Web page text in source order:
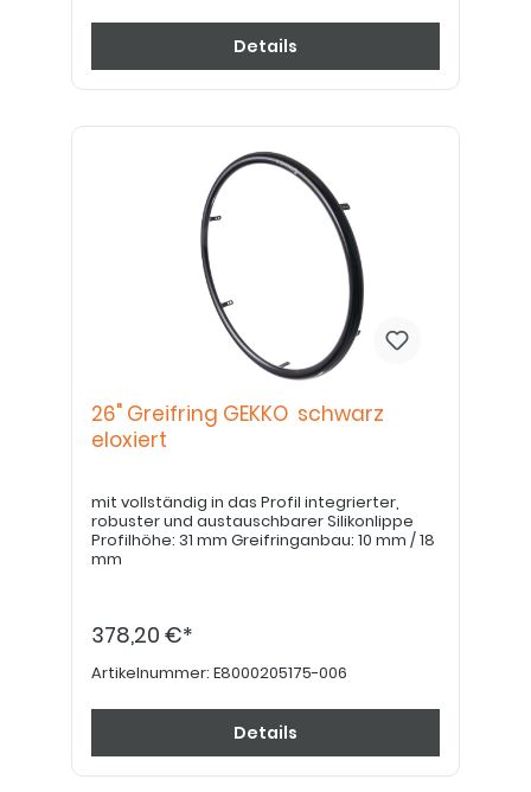
Details
26" Greifring GEKKO schwarz
eloxiert
mit vollständig in das Profil integrierter,
robuster und austauschbarer Silikonlippe
Profilhöhe: 31 mm Greifringanbau: 10 mm / 18
mm
378,20 €*
Artikelnummer: E8000205175-006
Details